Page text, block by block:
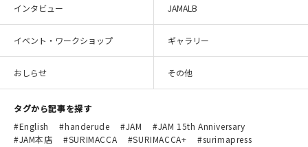
インタビュー JAMALB
イベント・ワークショップ ギャラリー
おしらせ その他
タグから記事を探す
English
handerude JAM
JAM 15th Anniversary
JAM本店
SURIMACCA SURIMACCA+
surimapress